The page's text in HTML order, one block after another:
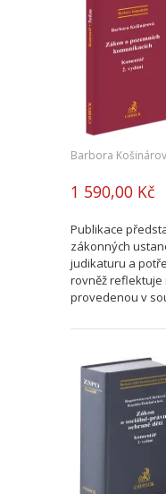
Barbora
1 590,00 Kč
Publikace
zákonných
judikaturu a
rovněž reflektuje
provedenou v